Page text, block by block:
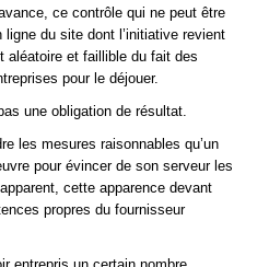
ce contrôle qui ne peut être
du site dont l’initiative revient
aléatoire et faillible du fait des
pour le déjouer.
une obligation de résultat.
les mesures raisonnables qu’un
pour évincer de son serveur les
cette apparence devant
propres du fournisseur